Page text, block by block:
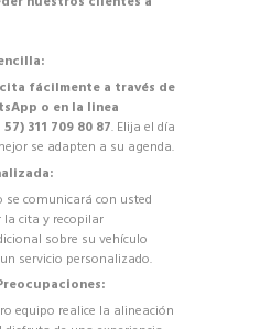
fácilmente a través de
o en la linea
311 709 80 87. Elija el día
se adapten a su agenda.
se comunicará con usted
cita y recopilar
sobre su vehículo
servicio personalizado.
equipo realice la alineación